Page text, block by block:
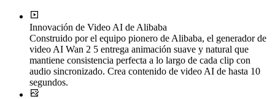
Innovación de Video AI de Alibaba
Construido por el equipo pionero de Alibaba, el generador de
video AI Wan 2 5 entrega animación suave y natural que
mantiene consistencia perfecta a lo largo de cada clip con
audio sincronizado. Crea contenido de video AI de hasta 10
segundos.